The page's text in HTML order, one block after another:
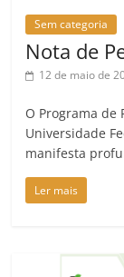
Sem categoria
Nota de
12 de maio de
O Programa de
Universidade
manifesta
Ler mais